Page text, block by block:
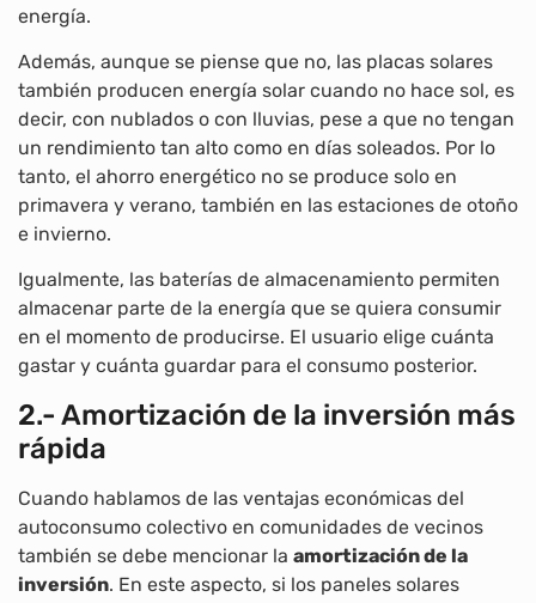
energía.
Además, aunque se piense que no, las placas solares
también producen energía solar cuando no hace sol, es
decir, con nublados o con lluvias, pese a que no tengan
un rendimiento tan alto como en días soleados. Por lo
tanto, el ahorro energético no se produce solo en
primavera y verano, también en las estaciones de otoño
e invierno.
Igualmente, las baterías de almacenamiento permiten
almacenar parte de la energía que se quiera consumir
en el momento de producirse. El usuario elige cuánta
gastar y cuánta guardar para el consumo posterior.
2.- Amortización de la inversión más
rápida
Cuando hablamos de las ventajas económicas del
autoconsumo colectivo en comunidades de vecinos
también se debe mencionar la amortización de la
inversión. En este aspecto, si los paneles solares